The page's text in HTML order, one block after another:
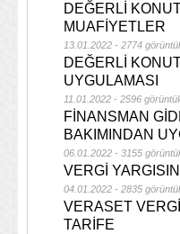
DEĞERLİ
MUAFİYETLER
13.01.2022 - 2774
DEĞERLİ
UYGULAMASI
11.01.2022 - 2596
FİNANSMAN
BAKIMINDAN
06.01.2022 - 3155
VERGİ
04.01.2022 - 2835
VERASET
TARİFE